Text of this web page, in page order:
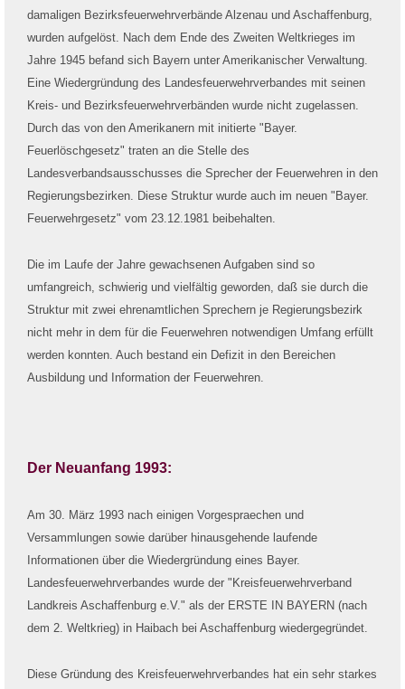
damaligen Bezirksfeuerwehrverbände Alzenau und Aschaffenburg,
wurden aufgelöst. Nach dem Ende des Zweiten Weltkrieges im
Jahre 1945 befand sich Bayern unter Amerikanischer Verwaltung.
Eine Wiedergründung des Landesfeuerwehrverbandes mit seinen
Kreis- und Bezirksfeuerwehrverbänden wurde nicht zugelassen.
Durch das von den Amerikanern mit initierte "Bayer.
Feuerlöschgesetz" traten an die Stelle des
Landesverbandsausschusses die Sprecher der Feuerwehren in den
Regierungsbezirken. Diese Struktur wurde auch im neuen "Bayer.
Feuerwehrgesetz" vom 23.12.1981 beibehalten.
Die im Laufe der Jahre gewachsenen Aufgaben sind so
umfangreich, schwierig und vielfältig geworden, daß sie durch die
Struktur mit zwei ehrenamtlichen Sprechern je Regierungsbezirk
nicht mehr in dem für die Feuerwehren notwendigen Umfang erfüllt
werden konnten. Auch bestand ein Defizit in den Bereichen
Ausbildung und Information der Feuerwehren.
Der Neuanfang 1993:
Am 30. März 1993 nach einigen Vorgespraechen und
Versammlungen sowie darüber hinausgehende laufende
Informationen über die Wiedergründung eines Bayer.
Landesfeuerwehrverbandes wurde der "Kreisfeuerwehrverband
Landkreis Aschaffenburg e.V." als der ERSTE IN BAYERN (nach
dem 2. Weltkrieg) in Haibach bei Aschaffenburg wiedergegründet.
Diese Gründung des Kreisfeuerwehrverbandes hat ein sehr starkes